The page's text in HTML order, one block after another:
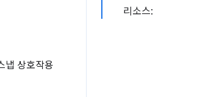
리소스:
냅 상호작용